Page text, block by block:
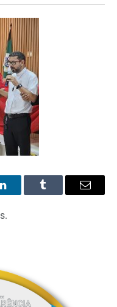
O
LinkedIn
Tumblr
E-